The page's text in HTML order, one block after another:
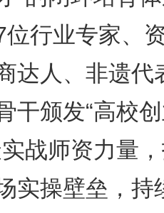
行业专家、
达人、非遗代
干颁发“高校
战师资力量
实操壁垒，持